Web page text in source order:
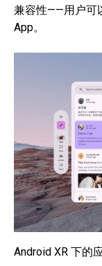
兼容性——用户可
App。
Android XR 下的